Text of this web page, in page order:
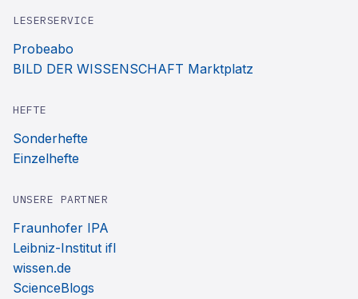
LESERSERVICE
Probeabo
BILD DER WISSENSCHAFT Marktplatz
HEFTE
Sonderhefte
Einzelhefte
UNSERE PARTNER
Fraunhofer IPA
Leibniz-Institut ifl
wissen.de
ScienceBlogs